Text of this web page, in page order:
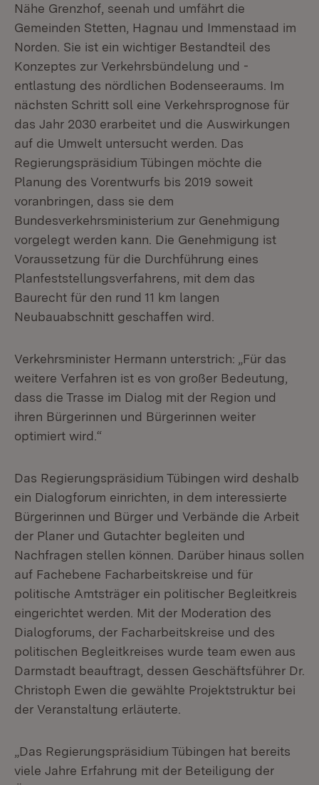
Nähe Grenzhof, seenah und umfährt die
Gemeinden Stetten, Hagnau und Immenstaad im
Norden. Sie ist ein wichtiger Bestandteil des
Konzeptes zur Verkehrsbündelung und -
entlastung des nördlichen Bodenseeraums. Im
nächsten Schritt soll eine Verkehrsprognose für
das Jahr 2030 erarbeitet und die Auswirkungen
auf die Umwelt untersucht werden. Das
Regierungspräsidium Tübingen möchte die
Planung des Vorentwurfs bis 2019 soweit
voranbringen, dass sie dem
Bundesverkehrsministerium zur Genehmigung
vorgelegt werden kann. Die Genehmigung ist
Voraussetzung für die Durchführung eines
Planfeststellungsverfahrens, mit dem das
Baurecht für den rund 11 km langen
Neubauabschnitt geschaffen wird.
Verkehrsminister Hermann unterstrich: „Für das
weitere Verfahren ist es von großer Bedeutung,
dass die Trasse im Dialog mit der Region und
ihren Bürgerinnen und Bürgerinnen weiter
optimiert wird.“
Das Regierungspräsidium Tübingen wird deshalb
ein Dialogforum einrichten, in dem interessierte
Bürgerinnen und Bürger und Verbände die Arbeit
der Planer und Gutachter begleiten und
Nachfragen stellen können. Darüber hinaus sollen
auf Fachebene Facharbeitskreise und für
politische Amtsträger ein politischer Begleitkreis
eingerichtet werden. Mit der Moderation des
Dialogforums, der Facharbeitskreise und des
politischen Begleitkreises wurde team ewen aus
Darmstadt beauftragt, dessen Geschäftsführer Dr.
Christoph Ewen die gewählte Projektstruktur bei
der Veranstaltung erläuterte.
„Das Regierungspräsidium Tübingen hat bereits
viele Jahre Erfahrung mit der Beteiligung der